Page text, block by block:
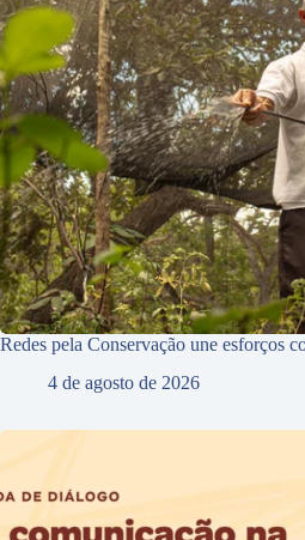
Redes pela Conservação une esforços
4 de agosto de 2026